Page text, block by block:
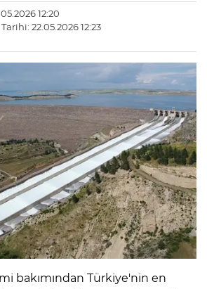
12:20
22.05.2026 12:23
bakımından Türkiye'nin en